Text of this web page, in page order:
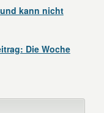
kann nicht
Die Woche